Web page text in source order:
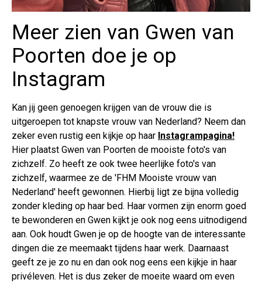
Meer zien van Gwen van
Poorten doe je op
Instagram
Kan jij geen genoegen krijgen van de vrouw die is
uitgeroepen tot knapste vrouw van Nederland? Neem dan
zeker even rustig een kijkje op haar Instagrampagina!
Hier plaatst Gwen van Poorten de mooiste foto's van
zichzelf. Zo heeft ze ook twee heerlijke foto's van
zichzelf, waarmee ze de 'FHM Mooiste vrouw van
Nederland' heeft gewonnen. Hierbij ligt ze bijna volledig
zonder kleding op haar bed. Haar vormen zijn enorm goed
te bewonderen en Gwen kijkt je ook nog eens uitnodigend
aan. Ook houdt Gwen je op de hoogte van de interessante
dingen die ze meemaakt tijdens haar werk. Daarnaast
geeft ze je zo nu en dan ook nog eens een kijkje in haar
privéleven. Het is dus zeker de moeite waard om even